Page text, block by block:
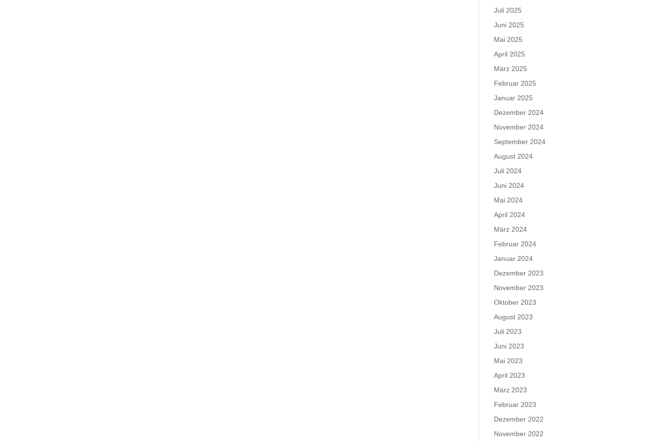
Juli 2025
Juni 2025
Mai 2025
April 2025
März 2025
Februar 2025
Januar 2025
Dezember 2024
November 2024
September 2024
August 2024
Juli 2024
Juni 2024
Mai 2024
April 2024
März 2024
Februar 2024
Januar 2024
Dezember 2023
November 2023
Oktober 2023
August 2023
Juli 2023
Juni 2023
Mai 2023
April 2023
März 2023
Februar 2023
Dezember 2022
November 2022